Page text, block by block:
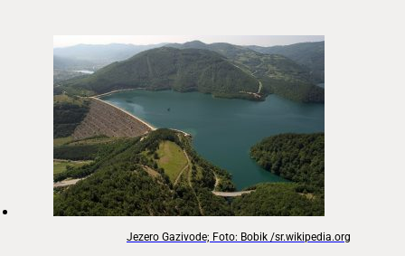
Jezero Gazivode; Foto: Bobik /sr.wikipedia.org